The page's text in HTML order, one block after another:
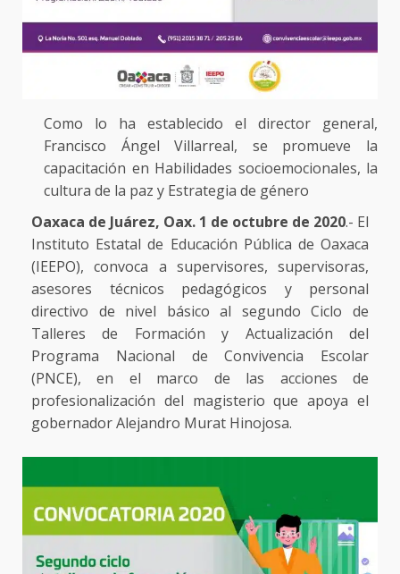
Como lo ha establecido el director general,
Francisco Ángel Villarreal, se promueve la
capacitación en Habilidades socioemocionales, la
cultura de la paz y Estrategia de género
Oaxaca de Juárez, Oax. 1 de octubre de 2020.- El
Instituto Estatal de Educación Pública de Oaxaca
(IEEPO), convoca a supervisores, supervisoras,
asesores técnicos pedagógicos y personal
directivo de nivel básico al segundo Ciclo de
Talleres de Formación y Actualización del
Programa Nacional de Convivencia Escolar
(PNCE), en el marco de las acciones de
profesionalización del magisterio que apoya el
gobernador Alejandro Murat Hinojosa.